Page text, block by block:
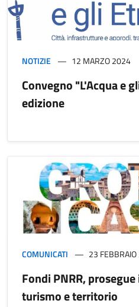
NOTIZIE 12 MARZO 2024
Convegno "L'Acqua e
edizione
COMUNICATI 23
Fondi PNRR,
turismo e territorio